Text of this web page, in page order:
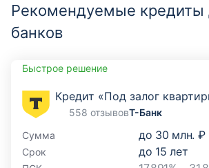
Рекомендуемые кредиты
банков
Быстрое решение
Кредит «Под залог
558 отзывовТ-Банк
Сумма
до 30 млн. ₽
Срок до 15 лет